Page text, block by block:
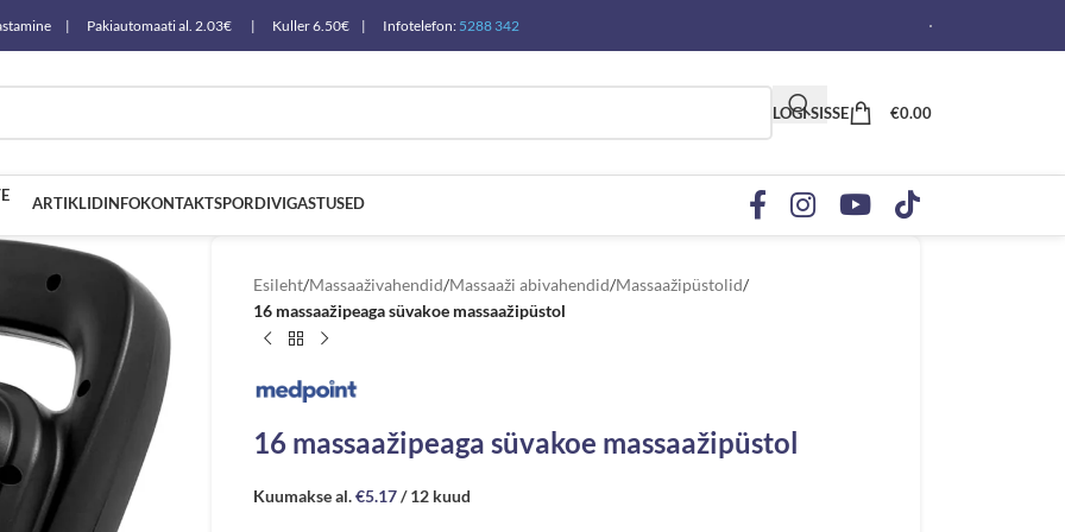
tagastamine | Pakiautomaati al. 2.03€ | Kuller 6.50€ | Infotelefon: 5288 342
LOGI SISSE €0.00
ARTIKLIDINFOKONTAKTSPORDIVIGASTUSED
Esileht/Massaaživahendid/Massaaži abivahendid/Massaažipüstolid/
16 massaažipeaga süvakoe massaažipüstol
16 massaažipeaga süvakoe massaažipüstol
Kuumakse al.€5.17/ 12 kuud